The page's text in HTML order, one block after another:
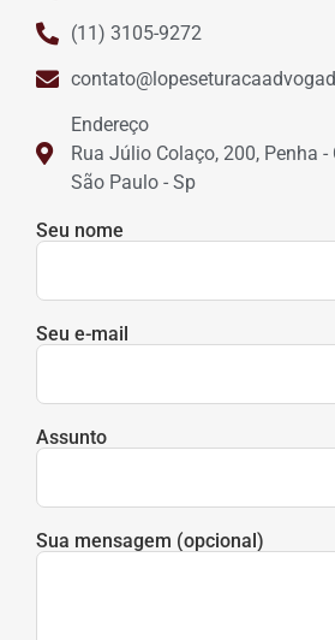
(11) 3105-9272
Endereço
Rua Júlio Colaço, 200, Penha -
São Paulo - Sp
Seu nome
Seu e-mail
Assunto
Sua mensagem (opcional)